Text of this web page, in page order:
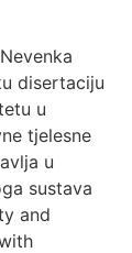
disertaciju
u
tjelesne
u
sustava
and